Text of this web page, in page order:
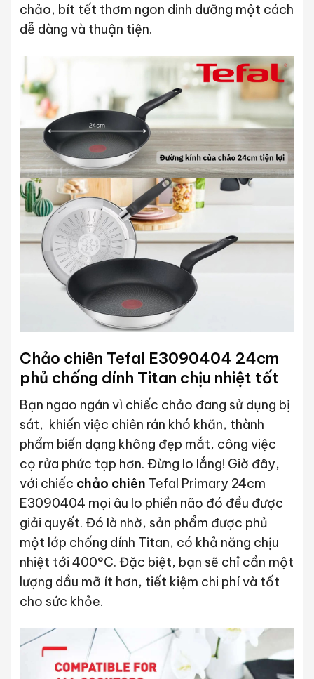
chảo, bít tết thơm ngon dinh dưỡng một cách
dễ dàng và thuận tiện.
Chảo chiên Tefal E3090404 24cm
phủ chống dính Titan chịu nhiệt tốt
Bạn ngao ngán vì chiếc chảo đang sử dụng bị
sát, khiến việc chiên rán khó khăn, thành
phẩm biến dạng không đẹp mắt, công việc
cọ rửa phức tạp hơn. Đừng lo lắng! Giờ đây,
với chiếc chảo chiên Tefal Primary 24cm
E3090404 mọi âu lo phiền não đó đều được
giải quyết. Đó là nhờ, sản phẩm được phủ
một lớp chống dính Titan, có khả năng chịu
nhiệt tới 400°C. Đặc biệt, bạn sẽ chỉ cần một
lượng dầu mỡ ít hơn, tiết kiệm chi phí và tốt
cho sức khỏe.